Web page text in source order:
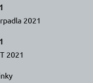
2021
2021